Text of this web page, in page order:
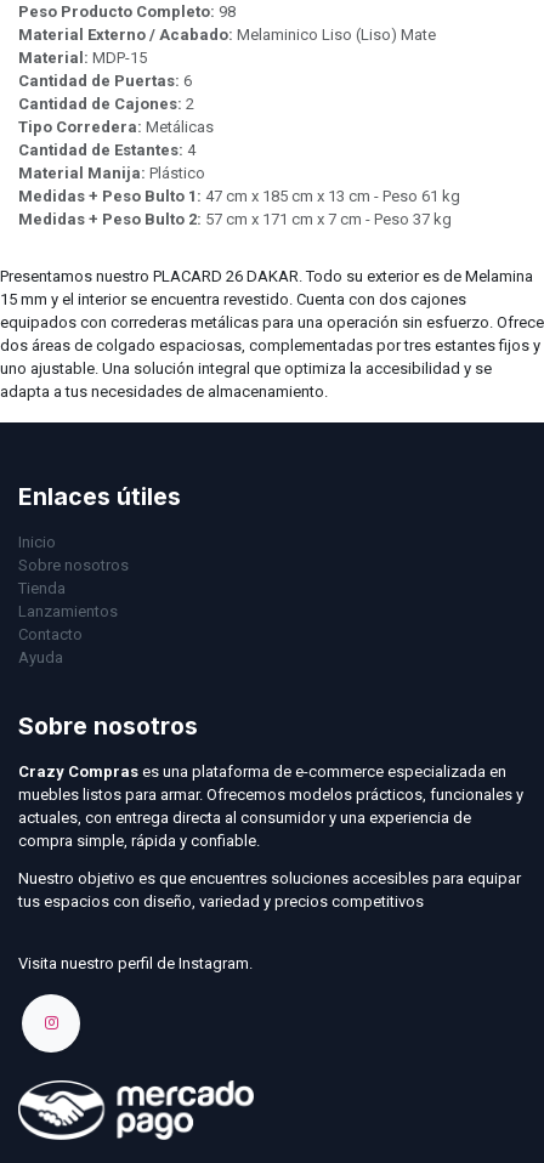
Peso Producto Completo: 98
Material Externo / Acabado: Melaminico Liso (Liso) Mate
Material: MDP-15
Cantidad de Puertas: 6
Cantidad de Cajones: 2
Tipo Corredera: Metálicas
Cantidad de Estantes: 4
Material Manija: Plástico
Medidas + Peso Bulto 1: 47 cm x 185 cm x 13 cm - Peso 61 kg
Medidas + Peso Bulto 2: 57 cm x 171 cm x 7 cm - Peso 37 kg
Presentamos nuestro PLACARD 26 DAKAR. Todo su exterior es de Melamina
15 mm y el interior se encuentra revestido. Cuenta con dos cajones
equipados con correderas metálicas para una operación sin esfuerzo. Ofrece
dos áreas de colgado espaciosas, complementadas por tres estantes fijos y
uno ajustable. Una solución integral que optimiza la accesibilidad y se
adapta a tus necesidades de almacenamiento.
Enlaces útiles
Inicio
Sobre nosotros
Tienda
Lanzamientos
Contacto
Ayuda
Sobre nosotros
Crazy Compras es una plataforma de e-commerce especializada en
muebles listos para armar. Ofrecemos modelos prácticos, funcionales y
actuales, con entrega directa al consumidor y una experiencia de
compra simple, rápida y confiable.
Nuestro objetivo es que encuentres soluciones accesibles para equipar
tus espacios con diseño, variedad y precios competitivos
Visita nuestro perfil de Instagram.